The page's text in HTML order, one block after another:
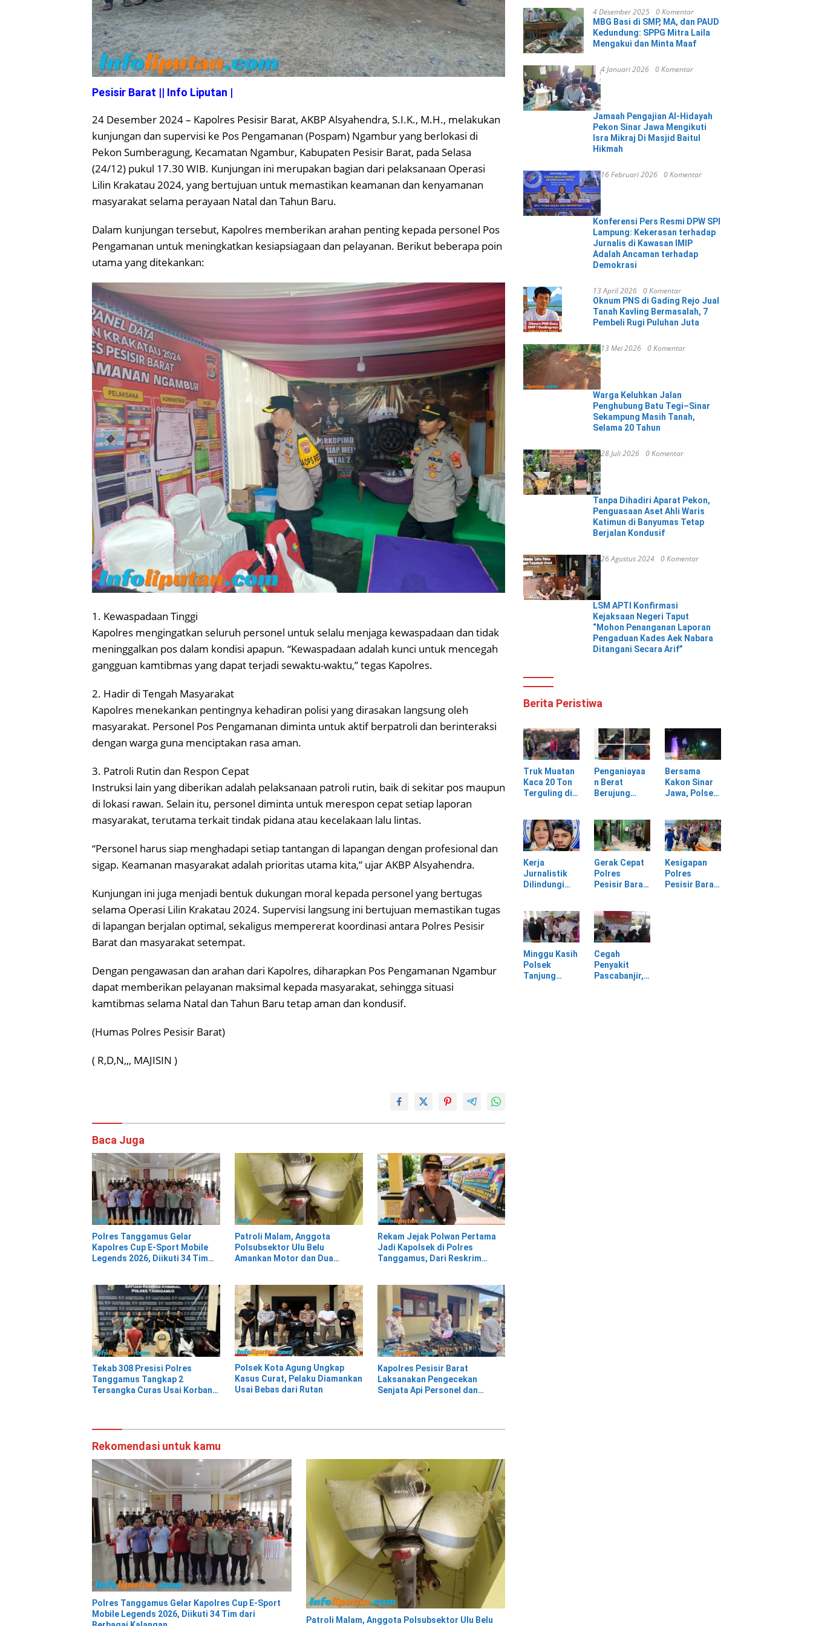
Pesisir Barat || Info Liputan |
24 Desember 2024 – Kapolres Pesisir Barat, AKBP Alsyahendra, S.I.K., M.H., melakukan
kunjungan dan supervisi ke Pos Pengamanan (Pospam) Ngambur yang berlokasi di
Pekon Sumberagung, Kecamatan Ngambur, Kabupaten Pesisir Barat, pada Selasa
(24/12) pukul 17.30 WIB. Kunjungan ini merupakan bagian dari pelaksanaan Operasi
Lilin Krakatau 2024, yang bertujuan untuk memastikan keamanan dan kenyamanan
masyarakat selama perayaan Natal dan Tahun Baru.
Dalam kunjungan tersebut, Kapolres memberikan arahan penting kepada personel Pos
Pengamanan untuk meningkatkan kesiapsiagaan dan pelayanan. Berikut beberapa poin
utama yang ditekankan:
1. Kewaspadaan Tinggi
Kapolres mengingatkan seluruh personel untuk selalu menjaga kewaspadaan dan tidak
meninggalkan pos dalam kondisi apapun. “Kewaspadaan adalah kunci untuk mencegah
gangguan kamtibmas yang dapat terjadi sewaktu-waktu,” tegas Kapolres.
2. Hadir di Tengah Masyarakat
Kapolres menekankan pentingnya kehadiran polisi yang dirasakan langsung oleh
masyarakat. Personel Pos Pengamanan diminta untuk aktif berpatroli dan berinteraksi
dengan warga guna menciptakan rasa aman.
3. Patroli Rutin dan Respon Cepat
Instruksi lain yang diberikan adalah pelaksanaan patroli rutin, baik di sekitar pos maupun
di lokasi rawan. Selain itu, personel diminta untuk merespon cepat setiap laporan
masyarakat, terutama terkait tindak pidana atau kecelakaan lalu lintas.
“Personel harus siap menghadapi setiap tantangan di lapangan dengan profesional dan
sigap. Keamanan masyarakat adalah prioritas utama kita,” ujar AKBP Alsyahendra.
Kunjungan ini juga menjadi bentuk dukungan moral kepada personel yang bertugas
selama Operasi Lilin Krakatau 2024. Supervisi langsung ini bertujuan memastikan tugas
di lapangan berjalan optimal, sekaligus mempererat koordinasi antara Polres Pesisir
Barat dan masyarakat setempat.
Dengan pengawasan dan arahan dari Kapolres, diharapkan Pos Pengamanan Ngambur
dapat memberikan pelayanan maksimal kepada masyarakat, sehingga situasi
kamtibmas selama Natal dan Tahun Baru tetap aman dan kondusif.
(Humas Polres Pesisir Barat)
( R,D,N,,, MAJISIN )
Baca Juga
Polres Tanggamus Gelar
Kapolres Cup E-Sport Mobile
Legends 2026, Diikuti 34 Tim
Patroli Malam, Anggota
Polsubsektor Ulu Belu
Amankan Motor dan Dua
Rekam Jejak Polwan Pertama
Jadi Kapolsek di Polres
Tanggamus, Dari Reskrim
Tekab 308 Presisi Polres
Tanggamus Tangkap 2
Tersangka Curas Usai Korban
Polsek Kota Agung Ungkap
Kasus Curat, Pelaku Diamankan
Usai Bebas dari Rutan
Kapolres Pesisir Barat
Laksanakan Pengecekan
Senjata Api Personel dan
Rekomendasi untuk kamu
Polres Tanggamus Gelar Kapolres Cup E-Sport
Mobile Legends 2026, Diikuti 34 Tim dari
Patroli Malam, Anggota Polsubsektor Ulu Belu
4 Desember 2025 0 Komentar
MBG Basi di SMP, MA, dan PAUD
Kedundung: SPPG Mitra Laila
Mengakui dan Minta Maaf
4 Januari 2026 0 Komentar
Jamaah Pengajian Al-Hidayah
Pekon Sinar Jawa Mengikuti
Isra Mikraj Di Masjid Baitul
Hikmah
16 Februari 2026 0 Komentar
Konferensi Pers Resmi DPW SPI
Lampung: Kekerasan terhadap
Jurnalis di Kawasan IMIP
Adalah Ancaman terhadap
Demokrasi
13 April 2026 0 Komentar
Oknum PNS di Gading Rejo Jual
Tanah Kavling Bermasalah, 7
Pembeli Rugi Puluhan Juta
13 Mei 2026 0 Komentar
Warga Keluhkan Jalan
Penghubung Batu Tegi–Sinar
Sekampung Masih Tanah,
Selama 20 Tahun
28 Juli 2026 0 Komentar
Tanpa Dihadiri Aparat Pekon,
Penguasaan Aset Ahli Waris
Katimun di Banyumas Tetap
Berjalan Kondusif
26 Agustus 2024 0 Komentar
LSM APTI Konfirmasi
Kejaksaan Negeri Taput
“Mohon Penanganan Laporan
Pengaduan Kades Aek Nabara
Ditangani Secara Arif”
Berita Peristiwa
Truk Muatan
Kaca 20 Ton
Terguling di
Kali
Bambang,
Pesisir Barat
Penganiayaa
n Berat
Berujung
Lingga Tewas
di Rumah
Sendiri
Bersama
Kakon Sinar
Jawa, Polsek
Gerak Cepat
Evakuasi
Material
Longsor
Kerja
Jurnalistik
Dilindungi
Kekerasan di
Kawasan PT
IMIP
Gerak Cepat
Polres
Pesisir Barat
Kekerasan
Dalam Rumah
Tangga di
Pasar Kota
Krui
Kesigapan
Polres
Pesisir Barat
Minggu Kasih
Polsek
Tanjung
Cegah
Penyakit
Pascabanjir,